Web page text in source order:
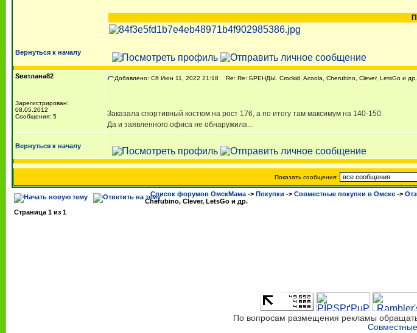
Вернуться к началу
Sветлана82
Зарегистрирован:
08.05.2012
Сообщения: 5
Добавлено: Сб Июн 11, 2022 21:18 Re: Re: БРЕНДЫ. Crockid, Acoola, Cherubino, Clever, LetsGo и др.
Заказала спортивный костюм на рост 176, а по итогу там максимум на 140-150.
Да и заявленного офиса не обнаружила...
Вернуться к началу
Показать сообщения:
Список форумов ОмскМама -> Покупки -> Cовместные покупки в Омске ->
Cherubino, Clever, LetsGo и др.
Страница 1 из 1
По вопросам размещения рекламы